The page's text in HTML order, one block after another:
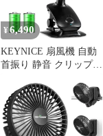
¥6,490
KEYNICE 扇風機 自動
首振り 静音 クリップ
5000mAh大容量 4段階
風量調節 リズム風 小型
360度角度調整 ミニ扇
風機 コードレス 長時間